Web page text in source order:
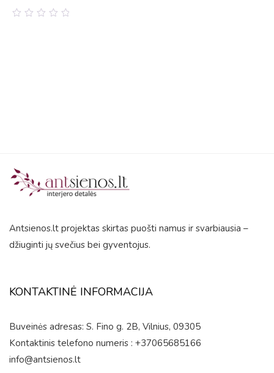
Antsienos.lt projektas skirtas puošti namus ir svarbiausia –
džiuginti jų svečius bei gyventojus.
KONTAKTINĖ INFORMACIJA
Buveinės adresas: S. Fino g. 2B, Vilnius, 09305
Kontaktinis telefono numeris : +37065685166
info@antsienos.lt